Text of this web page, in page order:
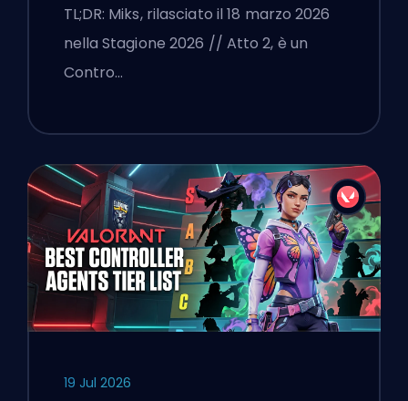
TL;DR: Miks, rilasciato il 18 marzo 2026
nella Stagione 2026 // Atto 2, è un
Contro…
19 Jul 2026